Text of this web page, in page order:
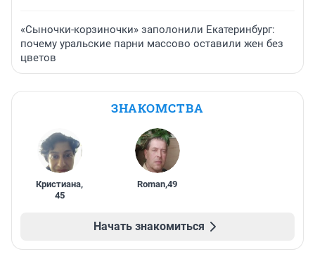
«Сыночки-корзиночки» заполонили Екатеринбург:
почему уральские парни массово оставили жен без
цветов
ЗНАКОМСТВА
Кристиана,
45
Roman,49
Начать знакомиться